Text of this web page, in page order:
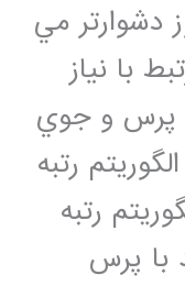
دشوارتر مي
با نياز
پرس و جوي
رتبه
رتبه
با پرس